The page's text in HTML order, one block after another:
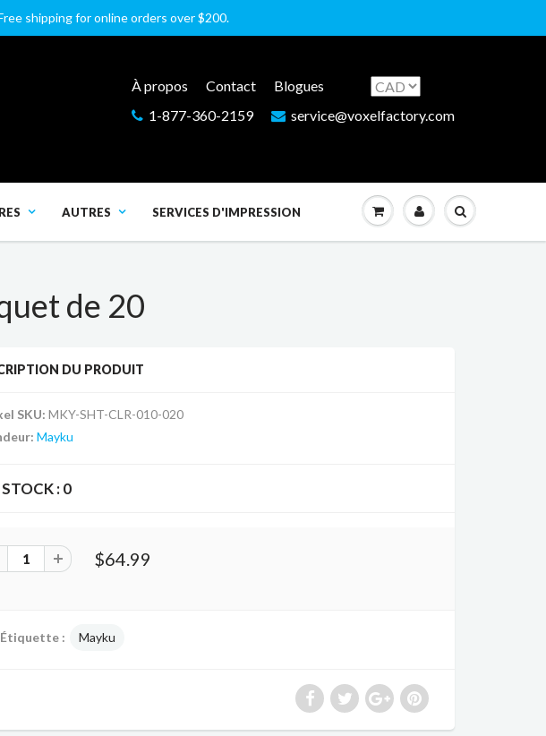
shipping for online orders over $200.
À propos Contact
Blogues
1-877-360-2159
service@voxelfactory.com
AUTRES SERVICES D'IMPRESSION
de 20
DU PRODUIT
SKU: MKY-SHT-CLR-010-020
Mayku
STOCK : 0
$64.99
Étiquette : Mayku